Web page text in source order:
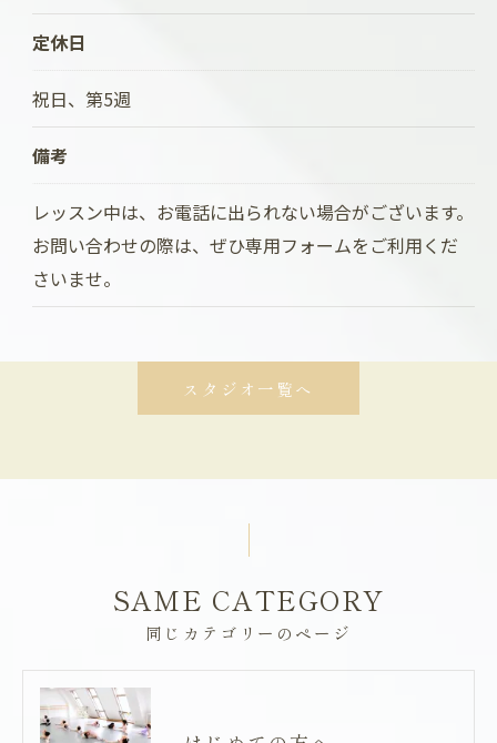
定休日
祝日、第5週
備考
レッスン中は、お電話に出られない場合がございます。
お問い合わせの際は、ぜひ専用フォームをご利用くだ
さいませ。
スタジオ一覧へ
同じカテゴリーのページ
SAME CATEGORY